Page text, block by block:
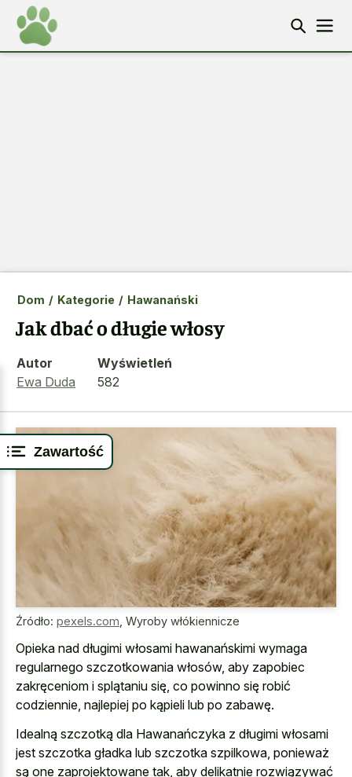
Zawartość
Dom / Kategorie / Hawanański
Jak dbać o długie włosy
Autor
Ewa Duda
Wyświetleń
582
Źródło: pexels.com Wyroby włókiennicze
Opieka nad długimi włosami hawanańskimi wymaga
regularnego szczotkowania włosów, aby zapobiec
zakręceniom i splątaniu się, co powinno się robić
codziennie, najlepiej po kąpieli lub po zabawę.
Idealną szczotką dla Hawanańczyka z długimi włosami
jest szczotka gładka lub szczotka szpilkowa, ponieważ
są one zaprojektowane tak, aby delikatnie rozwiązywać